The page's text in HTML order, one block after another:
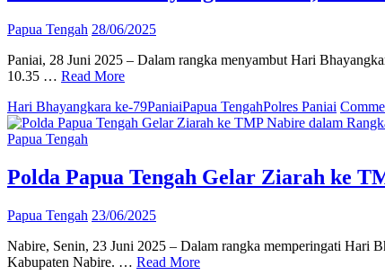
Papua Tengah 28/06/2025
Paniai, 28 Juni 2025 – Dalam rangka menyambut Hari
10.35 … Read More
Hari Bhayangkara ke-79PaniaiPapua TengahPolres Paniai
Papua Tengah
Polda Papua Tengah Gelar Ziarah ke
Papua Tengah 23/06/2025
Nabire, Senin, 23 Juni 2025 – Dalam rangka memperingati Hari
Kabupaten Nabire. … Read More